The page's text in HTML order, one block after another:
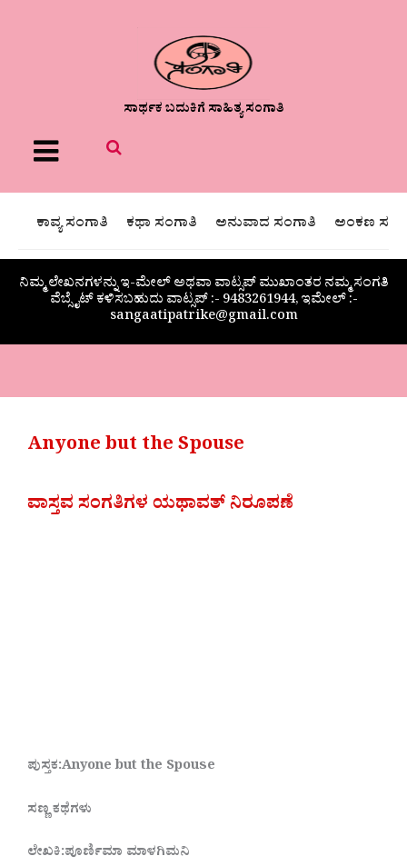
ಸಾರ್ಥಕ ಬದುಕಿಗೆ ಸಾಹಿತ್ಯ ಸಂಗಾತಿ
Menu
ಕಾವ್ಯ ಸಂಗಾತಿ ಕಥಾ ಸಂಗಾತಿ ಅನುವಾದ ಸಂಗಾತಿ ಅಂಕಣ
ನಿಮ್ಮ ಲೇಖನಗಳನ್ನು ಇ-ಮೇಲ್ ಅಥವಾ ವಾಟ್ಸಪ್ ಮುಖಾಂತರ ನಮ್ಮ ಸಂಗತಿ
ವೆಬ್ಸೈಟ್ ಕಳಿಸಬಹುದು ವಾಟ್ಸಪ್‌ :- 9483261944, ಇಮೇಲ್ :-
sangaatipatrike@gmail.com
Anyone but the Spouse
ವಾಸ್ತವ ಸಂಗತಿಗಳ ಯಥಾವತ್ ನಿರೂಪಣೆ
ಪುಸ್ತಕ:Anyone but the Spouse
ಸಣ್ಣ ಕಥೆಗಳು
ಲೇಖಕಿ:ಪೂರ್ಣಿಮಾ ಮಾಳಗಿಮನಿ